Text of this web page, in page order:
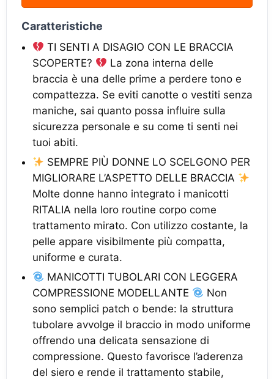
Caratteristiche
TI SENTI A DISAGIO CON LE BRACCIA
SCOPERTE?
La zona interna delle
braccia è una delle prime a perdere tono e
compattezza. Se eviti canotte o vestiti senza
maniche, sai quanto possa influire sulla
sicurezza personale e su come ti senti nei
tuoi abiti.
SEMPRE PIÙ DONNE LO SCELGONO PER
MIGLIORARE L’ASPETTO DELLE BRACCIA
Molte donne hanno integrato i manicotti
RITALIA nella loro routine corpo come
trattamento mirato. Con utilizzo costante, la
pelle appare visibilmente più compatta,
uniforme e curata.
MANICOTTI TUBOLARI CON LEGGERA
COMPRESSIONE MODELLANTE
Non
sono semplici patch o bende: la struttura
tubolare avvolge il braccio in modo uniforme
offrendo una delicata sensazione di
compressione. Questo favorisce l’aderenza
del siero e rende il trattamento stabile,